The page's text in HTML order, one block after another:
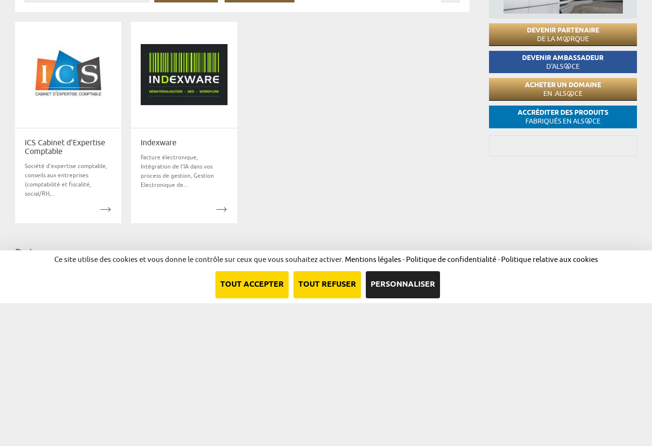
ICS Cabinet d'Expertise
Comptable
Société d’expertise comptable,
conseils aux entreprises
(comptabilité et fiscalité,
social/RH,...
Indexware
Facture électronique,
Intégration de l’IA dans vos
process de gestion, Gestion
Electronique de...
Partager
DEVENIR PARTENAIRE
DE LA M RQUE
DEVENIR AMBASSADEUR
D'ALS CE
ACHETER UN DOMAINE
EN .ALS CE
ACCRÉDITER DES PRODUITS
FABRIQUÉS EN ALS CE
Ce site utilise des cookies et vous donne le contrôle sur ceux que vous souhaitez activer. Mentions légales - Politique de confidentialité- Politique relative aux cookies
TOUT ACCEPTER TOUT REFUSER PERSONNALISER